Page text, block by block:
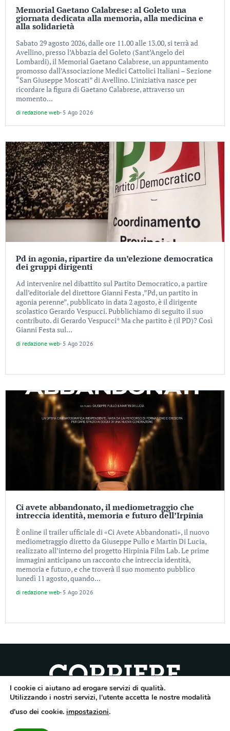
Memorial Gaetano Calabrese: al Goleto una
giornata dedicata alla memoria, alla medicina e
alla solidarietà
Sabato 29 agosto 2026, dalle ore 11.00 alle 13.00, si terrà ad
Avellino, presso l’Abbazia del Goleto (Sant’Angelo dei
Lombardi), il Memorial Gaetano Calabrese, un appuntamento
promosso dall’Associazione Medici Cattolici Italiani – Sezione
“San Giuseppe Moscati” di Avellino. L’iniziativa nasce per
ricordare la figura di Gaetano Calabrese, attraverso un
momento...
di redazione web- 5 Ago 2026
Pd in agonia, ripartire da un’elezione democratica
dei gruppi dirigenti
Ad intervenire nel dibattito sul Partito Democratico, a partire
dall’editoriale del direttore Gianni Festa ,”Pd, un partito in
agonia perenne”, pubblicato in data 2 agosto, è il dirigente
scolastico Gerardo Vespucci. Pubblichiamo di seguito il suo
contributo. di Gerardo Vespucci* Ma che partito è (il PD)? Così
Gianni Festa sul...
di redazione web- 5 Ago 2026
Ci avete abbandonato, il mediometraggio che
intreccia identità, memoria e futuro dell’Irpinia
È online il trailer ufficiale di «Ci Avete Abbandonati», il nuovo
mediometraggio diretto da Giuseppe Pullo e Martin Di Lucia,
realizzato all’interno del progetto Hirpinia Film Lab. Le prime
immagini anticipano un racconto che intreccia identità,
memoria e futuro, e che troverà il suo momento pubblico
lunedì 11 agosto, quando...
di redazione web- 5 Ago 2026
Quotidiano dell’Irpinia, a diffusione regionale. Reg. Trib. di Avellino n.7/12 del
Direttore responsabile Gianni Festa – Corriere srl – Via Annarumma 39/A 83100
I cookie ci aiutano ad erogare servizi di qualità.
Utilizzando i nostri servizi, l'utente accetta le nostre modalità
d'uso dei cookie. impostazioni.